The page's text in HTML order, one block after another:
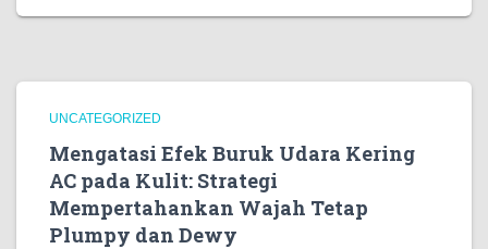
UNCATEGORIZED
Mengatasi Efek Buruk Udara Kering
AC pada Kulit: Strategi
Mempertahankan Wajah Tetap
Plumpy dan Dewy